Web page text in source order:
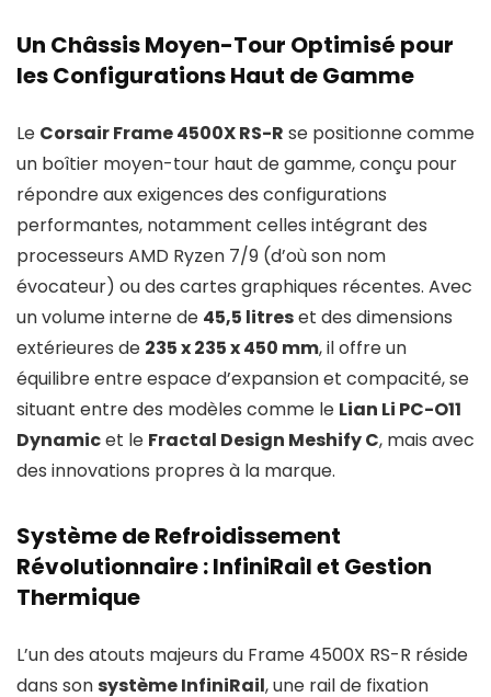
Un Châssis Moyen-Tour Optimisé pour
les Configurations Haut de Gamme
Le Corsair Frame 4500X RS-R se positionne comme
un boîtier moyen-tour haut de gamme, conçu pour
répondre aux exigences des configurations
performantes, notamment celles intégrant des
processeurs AMD Ryzen 7/9 (d’où son nom
évocateur) ou des cartes graphiques récentes. Avec
un volume interne de 45,5 litreset des dimensions
extérieures de 235 x 235 x 450 mm, il offre un
équilibre entre espace d’expansion et compacité, se
situant entre des modèles comme le Lian Li PC-O11
Dynamicet le Fractal Design Meshify C, mais avec
des innovations propres à la marque.
Système de Refroidissement
Révolutionnaire : InfiniRail et Gestion
Thermique
L’un des atouts majeurs du Frame 4500X RS-R réside
dans sonsystème InfiniRail, une rail de fixation